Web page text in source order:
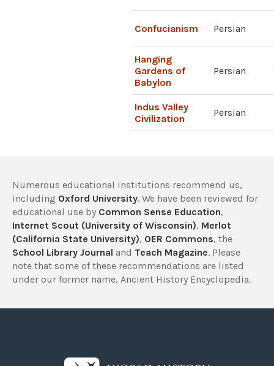
Confucianism Persian
Hanging
Gardens of
Babylon
Persian
Indus Valley
Civilization
Persian
Numerous educational institutions recommend us,
including Oxford University. We have been reviewed for
educational use by Common Sense Education,
Internet Scout (University of Wisconsin), Merlot
(California State University), OER Commons, the
School Library Journal and Teach Magazine. Please
note that some of these recommendations are listed
under our former name, Ancient History Encyclopedia.